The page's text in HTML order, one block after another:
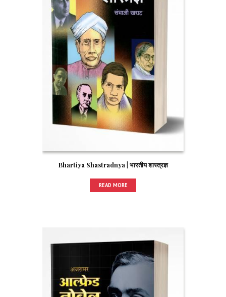
Bhartiya Shastradnya | भारतीय शास्त्रज्ञ
READ MORE